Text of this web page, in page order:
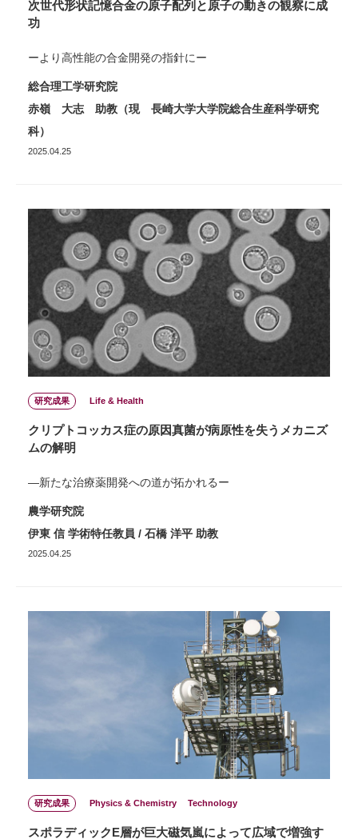
次世代形状記憶合金の原子配列と原子の動きの観察に成
功
ーより高性能の合金開発の指針にー
総合理工学研究院
赤嶺 大志 助教（現 長崎大学大学院総合生産科学研究
科）
2025.04.25
研究成果 Life & Health
クリプトコッカス症の原因真菌が病原性を失うメカニズ
ムの解明
―新たな治療薬開発への道が拓かれるー
農学研究院
伊東 信 学術特任教員 / 石橋 洋平 助教
2025.04.25
研究成果 Physics & Chemistry Technology
スポラディックE層が巨大磁気嵐によって広域で増強す